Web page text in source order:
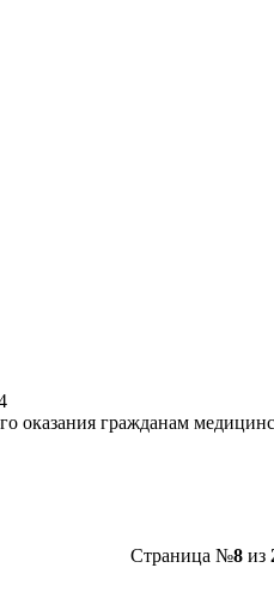
оказания гражданам
Страница №8из